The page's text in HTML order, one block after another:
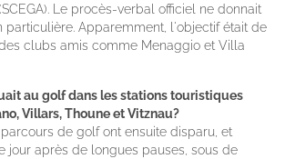
Le procès-verbal officiel ne donnait
particulière. Apparemment, l'objectif était de
clubs amis comme Menaggio et Villa
au golf dans les stations touristiques
Villars, Thoune et Vitznau?
de golf ont ensuite disparu, et
jour après de longues pauses, sous de